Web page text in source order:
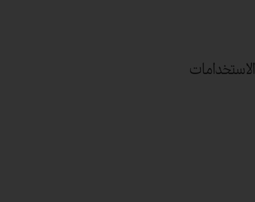
الاستخدامات